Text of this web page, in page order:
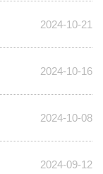
2024-10-21
2024-10-16
2024-10-08
2024-09-12